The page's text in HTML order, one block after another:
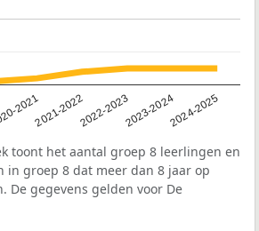
20212021-20222022-20232023-20242024-2025
toont het aantal groep 8 leerlingen en
in groep 8 dat meer dan 8 jaar op
De gegevens gelden voor De